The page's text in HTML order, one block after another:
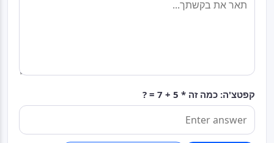
קפטצ'ה: כמה זה * 5 + 7 = ?